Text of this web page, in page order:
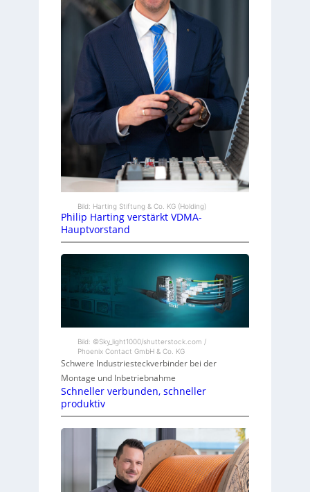
Bild: Harting Stiftung & Co. KG (Holding)
Philip Harting verstärkt VDMA-
Hauptvorstand
Bild: ©Sky_light1000/shutterstock.com /
Phoenix Contact GmbH & Co. KG
Schwere Industriesteckverbinder bei der
Montage und Inbetriebnahme
Schneller verbunden, schneller
produktiv